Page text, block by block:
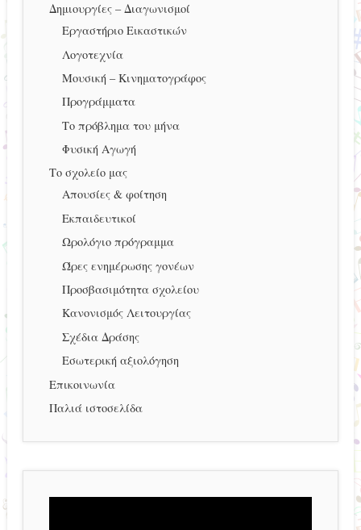
Δημιουργίες – Διαγωνισμοί
Εργαστήριο Εικαστικών
Λογοτεχνία
Μουσική – Κινηματογράφος
Προγράμματα
Το πρόβλημα του μήνα
Φυσική Αγωγή
Το σχολείο μας
Απουσίες & φοίτηση
Εκπαιδευτικοί
Ωρολόγιο πρόγραμμα
Ώρες ενημέρωσης γονέων
Προσβασιμότητα σχολείου
Κανονισμός Λειτουργίας
Σχέδια Δράσης
Εσωτερική αξιολόγηση
Επικοινωνία
Παλιά ιστοσελίδα